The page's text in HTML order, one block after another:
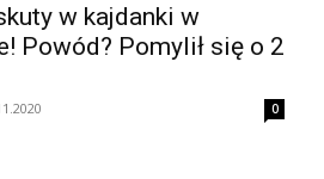
w kajdanki w
Powód? Pomylił się o 2
0